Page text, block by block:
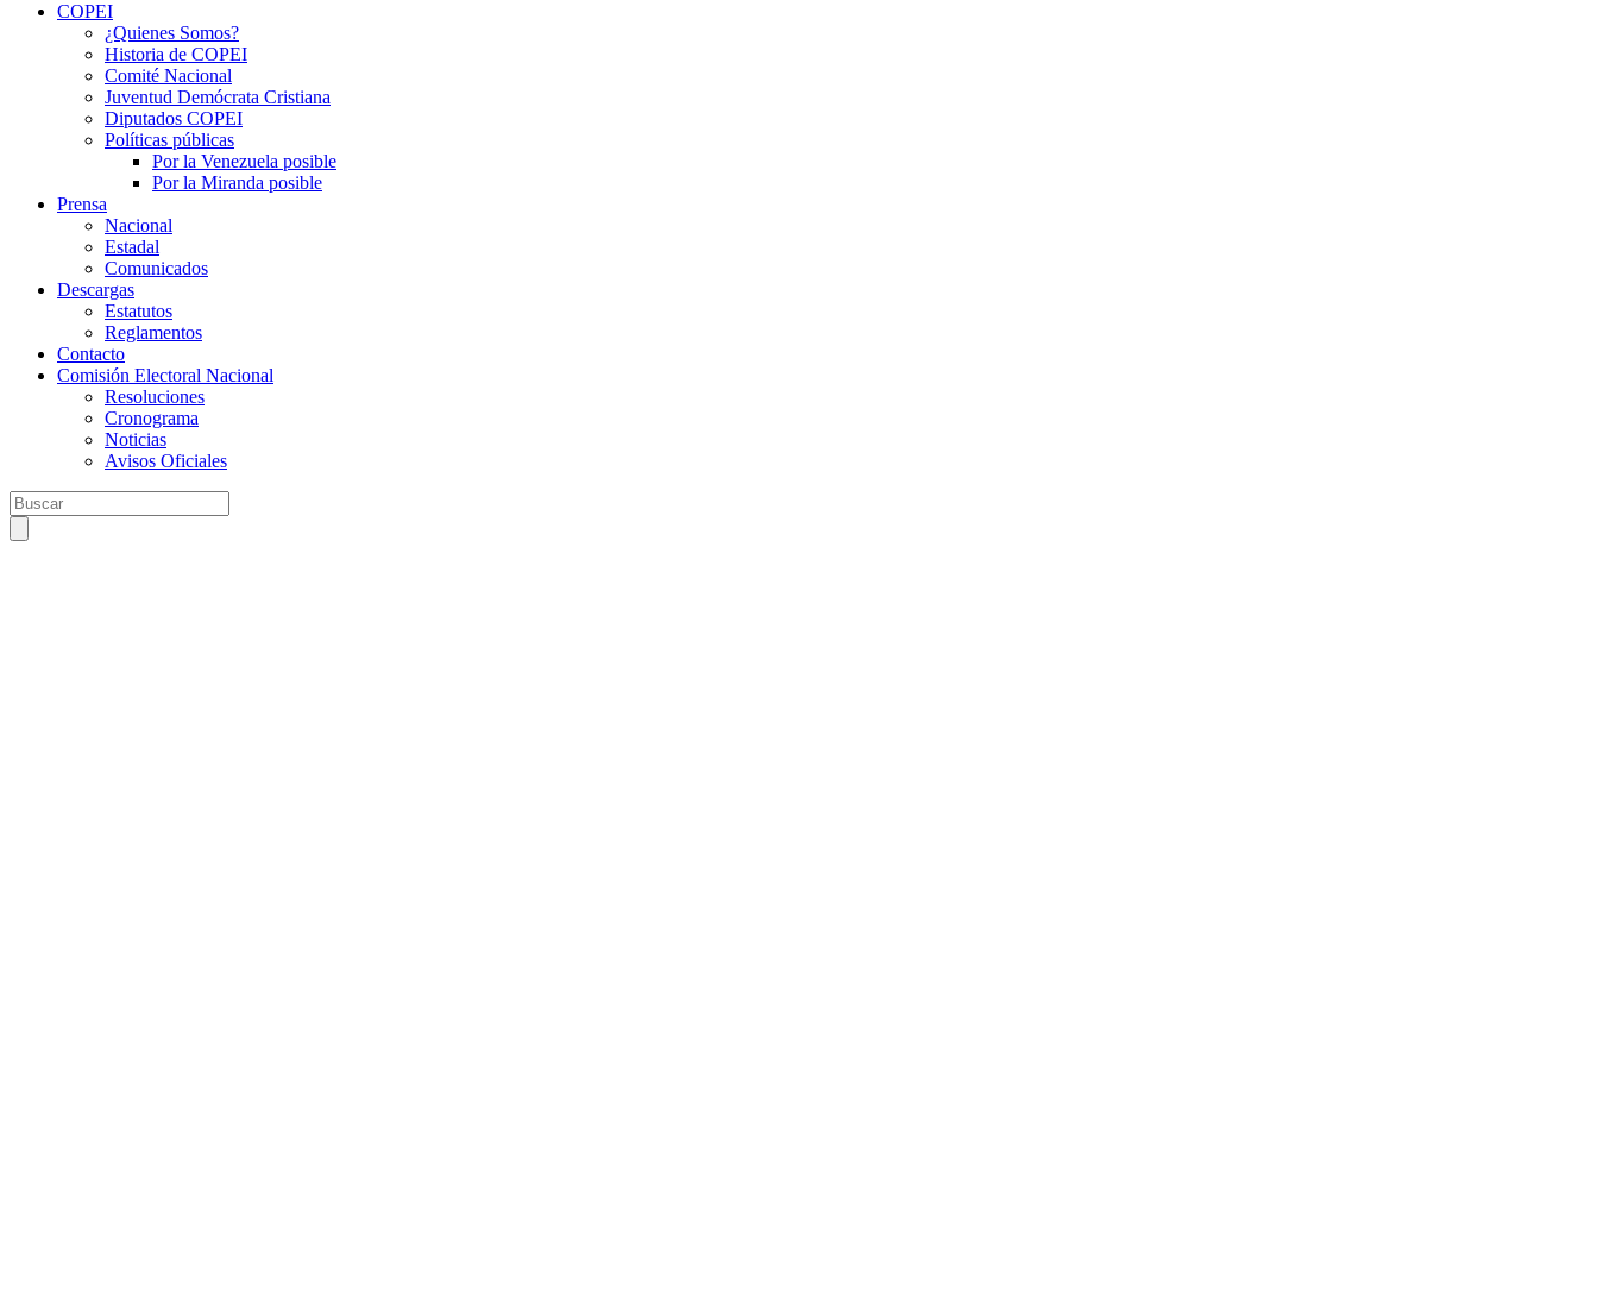
COPEI
¿Quienes Somos?
Historia de COPEI
Comité Nacional
Juventud Demócrata Cristiana
Diputados COPEI
Políticas públicas
Por la Venezuela posible
Por la Miranda posible
Prensa
Nacional
Estadal
Comunicados
Descargas
Estatutos
Reglamentos
Contacto
Comisión Electoral Nacional
Resoluciones
Cronograma
Noticias
Avisos Oficiales